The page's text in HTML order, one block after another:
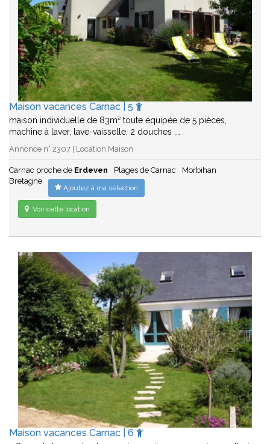
Maison vacances Carnac | 5
maison individuelle de 83m² toute équipée de 5 pièces,
machine à laver, lave-vaisselle, 2 douches ,…
Annonce n° 2307 | Location Maison
Carnac proche de Erdeven Plages de Carnac
Morbihan
Bretagne
Ajoutez à ma sélection
Voir cette location
Maison vacances Carnac | 6